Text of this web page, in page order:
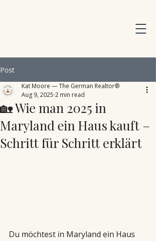
Post
🏡 Wie man 2025 in
Maryland ein Haus kauft –
Schritt für Schritt erklärt
Kat Moore — The German Realtor®
Aug 9, 2025 2 min read
Du möchtest in Maryland ein Haus